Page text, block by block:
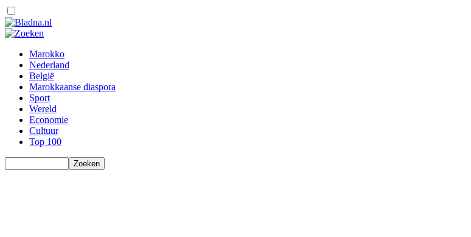
Marokko
Nederland
België
Marokkaanse diaspora
Sport
Wereld
Economie
Cultuur
Top 100